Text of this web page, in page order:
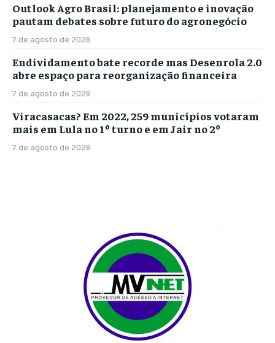
Outlook Agro Brasil: planejamento e inovação
pautam debates sobre futuro do agronegócio
7 de agosto de 2026
Endividamento bate recorde mas Desenrola 2.0
abre espaço para reorganização financeira
7 de agosto de 2026
Viracasacas? Em 2022, 259 municípios votaram
mais em Lula no 1º turno e em Jair no 2º
7 de agosto de 2026